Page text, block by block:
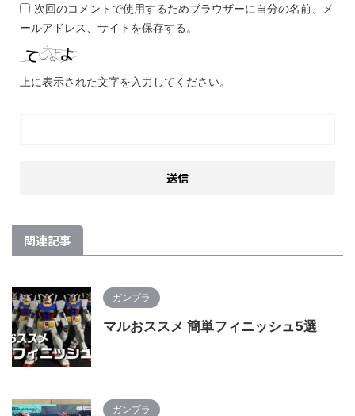
次回のコメントで使用するためブラウザーに自分の名前、メ
ールアドレス、サイトを保存する。
上に表示された文字を入力してください。
関連記事
ガンプラ
マルおススメ 簡単フィニッシュ5選
ガンプラ